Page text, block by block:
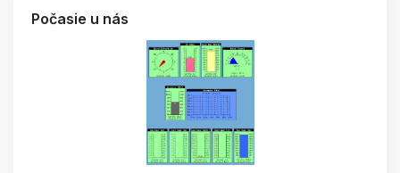
Počasie u nás